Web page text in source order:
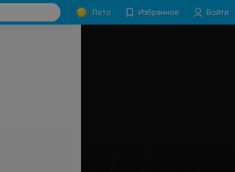
Лето Избранное Войти